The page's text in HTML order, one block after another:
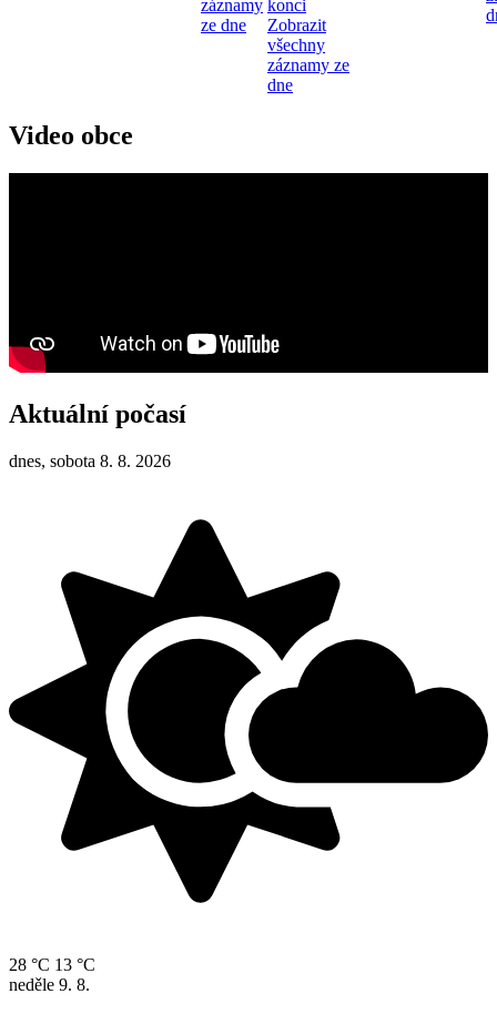
záznamy
ze dne
konci
Zobrazit
všechny
záznamy ze
dne
Video obce
Aktuální počasí
dnes, sobota 8. 8. 2026
28 °C 13 °C
neděle 9. 8.